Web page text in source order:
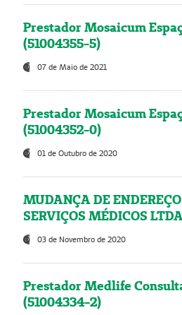
Prestador Mosaicum
(51004355-5)
07 de Maio de 2021
Prestador Mosaicum
(51004352-0)
01 de Outubro de 2020
MUDANÇA DE
SERVIÇOS MÉDICOS
03 de Novembro de 2020
Prestador Medlife
(51004334-2)